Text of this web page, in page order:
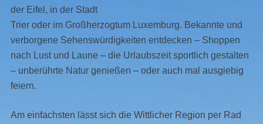
der Eifel, in der Stadt
Trier oder im Großherzogtum Luxemburg. Bekannte und
verborgene Sehenswürdigkeiten entdecken – Shoppen
nach Lust und Laune – die Urlaubszeit sportlich gestalten
– unberührte Natur genießen – oder auch mal ausgiebig
feiern.
Am einfachsten lässt sich die Wittlicher Region per Rad